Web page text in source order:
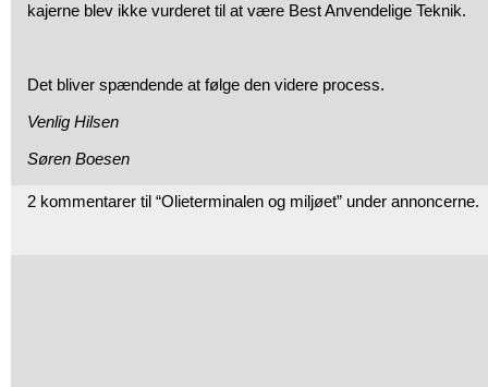
kajerne blev ikke vurderet til at være Best Anvendelige Teknik.
Det bliver spændende at følge den videre process.
Venlig Hilsen
Søren Boesen
2 kommentarer til “Olieterminalen og miljøet” under annoncerne.